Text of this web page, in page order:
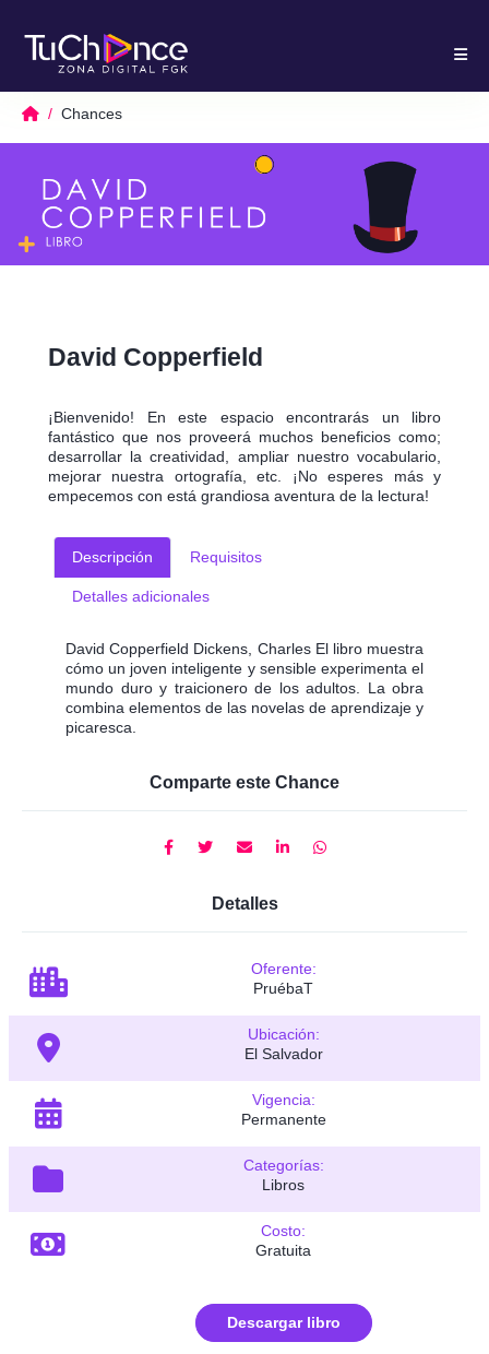
Chances
David Copperfield
¡Bienvenido! En este espacio encontrarás un libro
fantástico que nos proveerá muchos beneficios como;
desarrollar la creatividad, ampliar nuestro vocabulario,
mejorar nuestra ortografía, etc. ¡No esperes más y
empecemos con está grandiosa aventura de la lectura!
Descripción Requisitos
Detalles adicionales
David Copperfield Dickens, Charles El libro muestra
cómo un joven inteligente y sensible experimenta el
mundo duro y traicionero de los adultos. La obra
combina elementos de las novelas de aprendizaje y
picaresca.
Comparte este Chance
Detalles
Oferente:
PruébaT
Ubicación:
El Salvador
Vigencia:
Permanente
Categorías:
Libros
Costo:
Gratuita
Descargar libro